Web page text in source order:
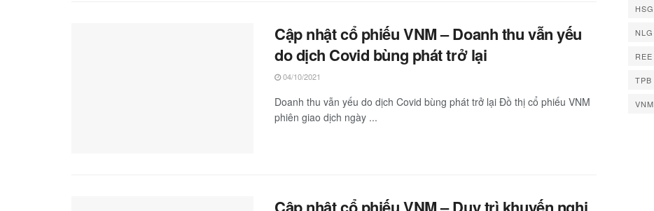
Cập nhật cổ phiếu VNM – Doanh thu vẫn yếu
do dịch Covid bùng phát trở lại
04/10/2021
Doanh thu vẫn yếu do dịch Covid bùng phát trở lại Đồ thị cổ phiếu VNM
phiên giao dịch ngày ...
HSG
NLG
REE
TPB
VNM